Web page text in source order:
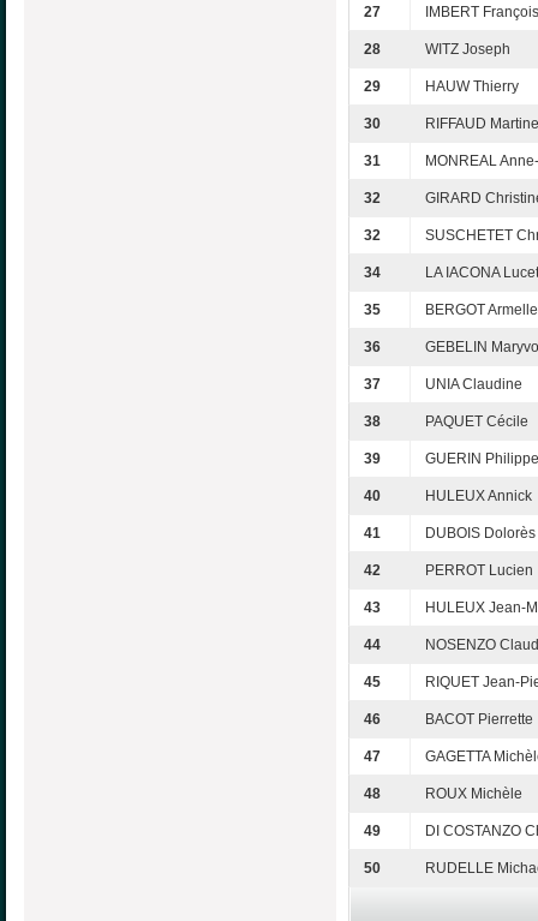
27 IMBERT
28 WITZ Joseph
29 HAUW Thierry
30 RIFFAUD Martine
31 MONREAL
32 GIRARD
32 SUSCHETET
34 LA IACONA
35 BERGOT Armelle
36 GEBELIN
37 UNIA Claudine
38 PAQUET Cécile
39 GUERIN Philippe
40 HULEUX Annick
41 DUBOIS Dolorès
42 PERROT Lucien
43 HULEUX Jean-
44 NOSENZO
45 RIQUET Jean-
46 BACOT Pierrette
47 GAGETTA
48 ROUX Michèle
49 DI COSTANZO
50 RUDELLE